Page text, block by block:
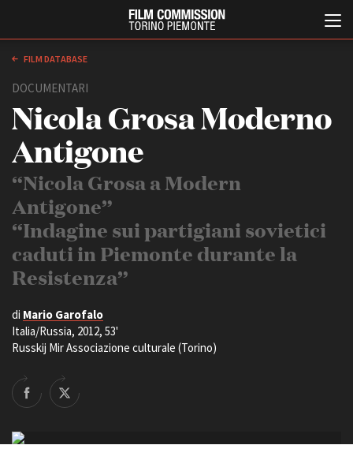
ABOUT
Chi siamo
Contatti
La sede
Partner
Bilancio sociale
Amministrazione
EVENTI, SPECIALI
Guarda che storia!
FILM DATABASE
DOCUMENTARI
Nicola Grosa Moderno
Antigone
“Nicola Grosa a Modern
Antigone”
“Indagine sui partigiani sovietici
caduti in Piemonte durante la
Resistenza”
di Mario Garofalo
Italia/Russia, 2012, 53'
Russkij Mir Associazione culturale (Torino)